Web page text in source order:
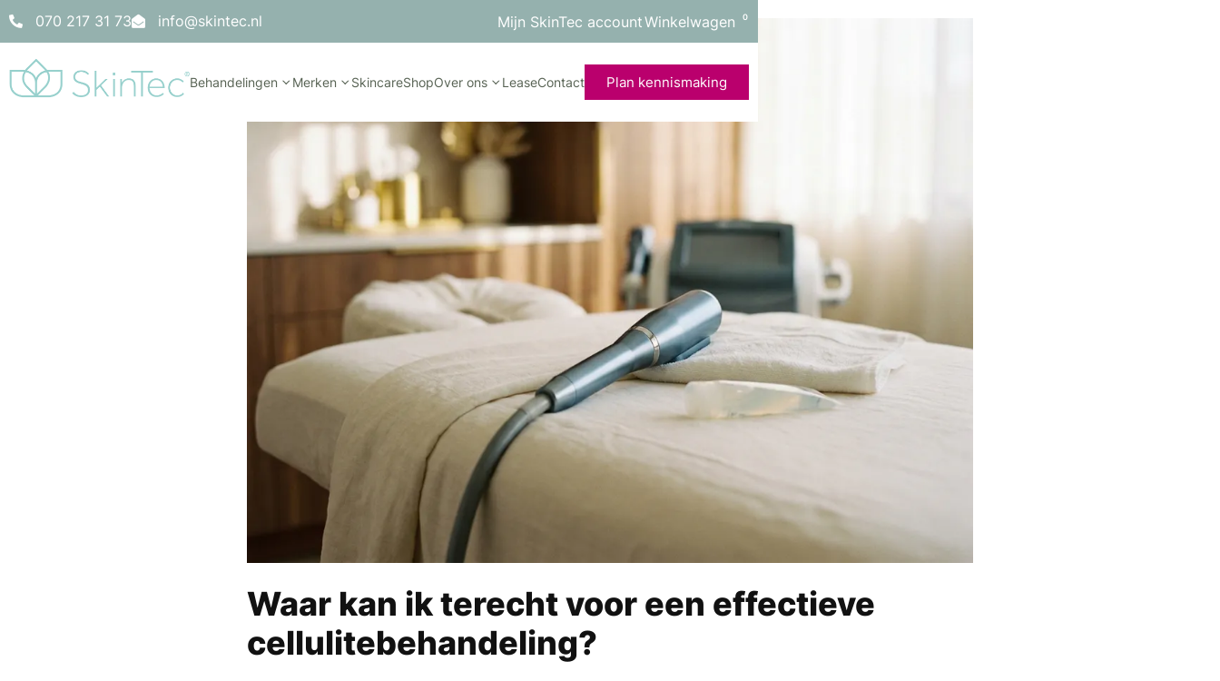
070 217 31 73 info@skintec.nl Mijn SkinTec accountWinkelwagen 0
Behandelingen Merken SkincareShopOver ons LeaseContact Plan kennismaking
Waar kan ik terecht voor een effectieve
cellulitebehandeling?